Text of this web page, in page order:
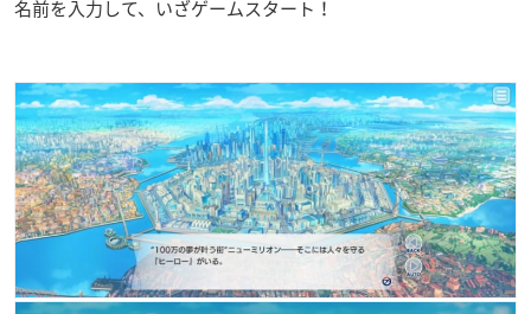
名前を入力して、いざゲームスタート！